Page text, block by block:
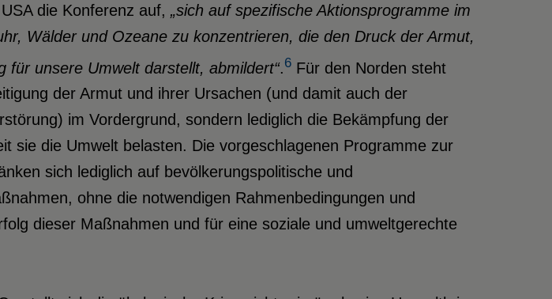
die Konferenz auf, „sich auf spezifische Aktionsprogramme im
Wälder und Ozeane zu konzentrieren, die den Druck der Armut,
für unsere Umwelt darstellt, abmildert“. 6Für den Norden steht
der Armut und ihrer Ursachen (und damit auch der
im Vordergrund, sondern lediglich die Bekämpfung der
sie die Umwelt belasten. Die vorgeschlagenen Programme zur
sich lediglich auf bevölkerungspolitische und
ohne die notwendigen Rahmenbedingungen und
dieser Maßnahmen und für eine soziale und umweltgerechte